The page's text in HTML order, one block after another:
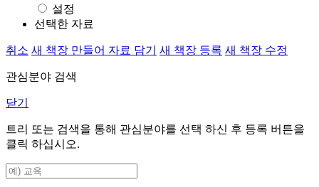
설정
선택한 자료
취소 새 책장 만들어 자료 담기 새 책장 등록 새 책장 수정
관심분야 검색
닫기
트리 또는 검색을 통해 관심분야를 선택 하신 후 등록 버튼을
클릭 하십시오.